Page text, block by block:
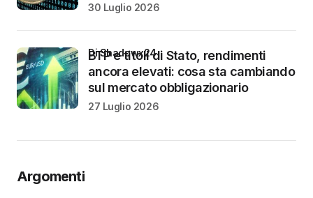
30 Luglio 2026
BTP e titoli di Stato, rendimenti
ancora elevati: cosa sta cambiando
sul mercato obbligazionario
di Shadowx24
27 Luglio 2026
Argomenti